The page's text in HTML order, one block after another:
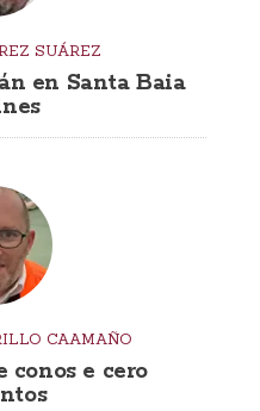
SUÁREZ
en Santa Baia
CAAMAÑO
conos e cero